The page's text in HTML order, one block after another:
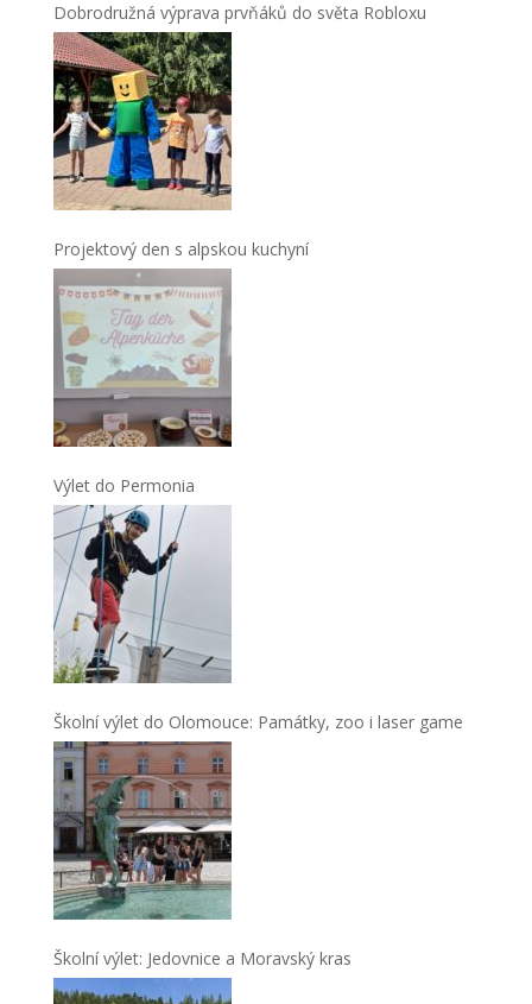
Dobrodružná výprava prvňáků do světa Robloxu
Projektový den s alpskou kuchyní
Výlet do Permonia
Školní výlet do Olomouce: Památky, zoo i laser game
Školní výlet: Jedovnice a Moravský kras